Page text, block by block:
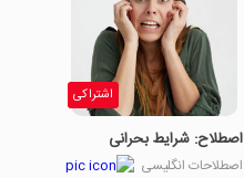
اشتراکی
اصطلاح: شرایط بحرانی
اصطلاحات انگلیسی